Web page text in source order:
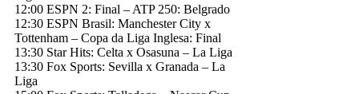
12:00 ESPN 2: Final – ATP 250: Belgrado
12:30 ESPN Brasil: Manchester City x
Tottenham – Copa da Liga Inglesa: Final
13:30 Star Hits: Celta x Osasuna – La Liga
13:30 Fox Sports: Sevilla x Granada – La
Liga